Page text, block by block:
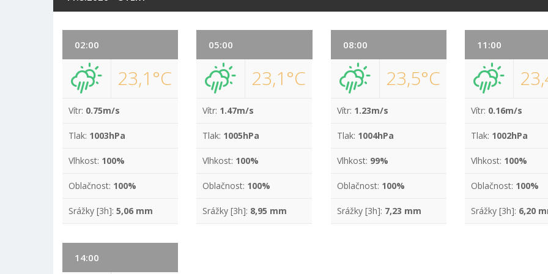
02:00
23,1°C
Vítr: 0.75m/s
Tlak: 1003hPa
Vlhkost: 100%
Oblačnost: 100%
Srážky [3h]: 5,06 mm
05:00
23,1°C
Vítr: 1.47m/s
Tlak: 1005hPa
Vlhkost: 100%
Oblačnost: 100%
Srážky [3h]: 8,95 mm
08:00
23,5°C
Vítr: 1.23m/s
Tlak: 1004hPa
Vlhkost: 99%
Oblačnost: 100%
Srážky [3h]: 7,23 mm
11:00
Vítr: 0.16m/s
Tlak: 1002hPa
Vlhkost: 100%
Oblačnost: 100%
Srážky [3h]: 6,20
14:00